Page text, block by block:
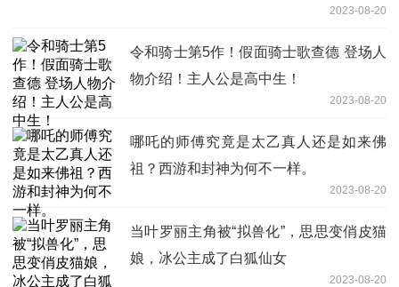
2023-08-20
令和骑士第5作！假面骑士歌查德 登场人
物介绍！主人公是高中生！
2023-08-20
哪吒的师傅究竟是太乙真人还是如来佛
祖？西游和封神为何不一样。
2023-08-20
当叶罗丽主角被“拟兽化”，思思变俏皮猫
娘，冰公主成了白狐仙女
2023-08-20